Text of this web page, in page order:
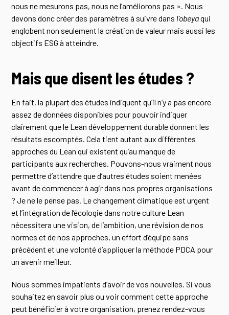
nous ne mesurons pas, nous ne l’améliorons pas ». Nous
devons donc créer des paramètres à suivre dans l’obeyaqui
englobent non seulement la création de valeur mais aussi les
objectifs ESG à atteindre.
Mais que disent les études ?
En fait, la plupart des études indiquent qu’il n’y a pas encore
assez de données disponibles pour pouvoir indiquer
clairement que le Lean développement durable donnent les
résultats escomptés. Cela tient autant aux différentes
approches du Lean qui existent qu’au manque de
participants aux recherches. Pouvons-nous vraiment nous
permettre d’attendre que d’autres études soient menées
avant de commencer à agir dans nos propres organisations
? Je ne le pense pas. Le changement climatique est urgent
et l’intégration de l’écologie dans notre culture Lean
nécessitera une vision, de l’ambition, une révision de nos
normes et de nos approches, un effort d’équipe sans
précédent et une volonté d’appliquer la méthode PDCA pour
un avenir meilleur.
Nous sommes impatients d’avoir de vos nouvelles. Si vous
souhaitez en savoir plus ou voir comment cette approche
peut bénéficier à votre organisation, prenez rendez-vous